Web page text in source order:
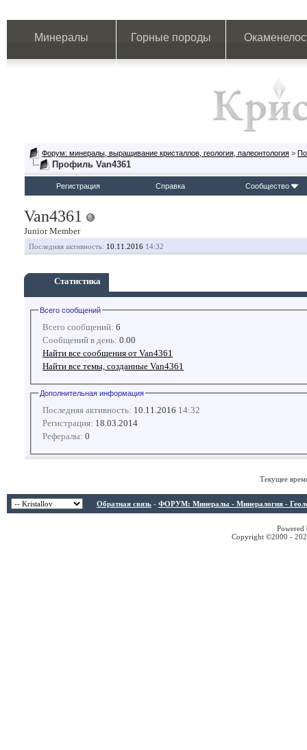
Минералы Горные породы
Форум: минералы, выращивание кристаллов, геология, палеонтология >
Профиль Van4361
Регистрация Справка Сообщество
Van4361
Junior Member
Последняя активность: 10.11.2016 14:32
Статистика
Всего сообщений
Всего сообщений: 6
Сообщений в день: 0.00
Найти все сообщения от Van4361
Найти все темы, созданные Van4361
Дополнительная информация
Последняя активность: 10.11.2016 14:32
Регистрация: 18.03.2014
Рефералы: 0
Текущее
Обратная связь - ФОРУМ: Минералы - Минералогия -
Copyright ©2000 -